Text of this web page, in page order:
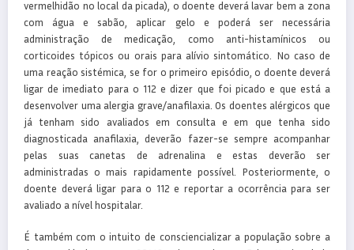
vermelhidão no local da picada), o doente deverá lavar bem a zona
com água e sabão, aplicar gelo e poderá ser necessária
administração de medicação, como anti-histamínicos ou
corticoides tópicos ou orais para alívio sintomático. No caso de
uma reação sistémica, se for o primeiro episódio, o doente deverá
ligar de imediato para o 112 e dizer que foi picado e que está a
desenvolver uma alergia grave/anafilaxia. Os doentes alérgicos que
já tenham sido avaliados em consulta e em que tenha sido
diagnosticada anafilaxia, deverão fazer-se sempre acompanhar
pelas suas canetas de adrenalina e estas deverão ser
administradas o mais rapidamente possível. Posteriormente, o
doente deverá ligar para o 112 e reportar a ocorrência para ser
avaliado a nível hospitalar.
É também com o intuito de consciencializar a população sobre a